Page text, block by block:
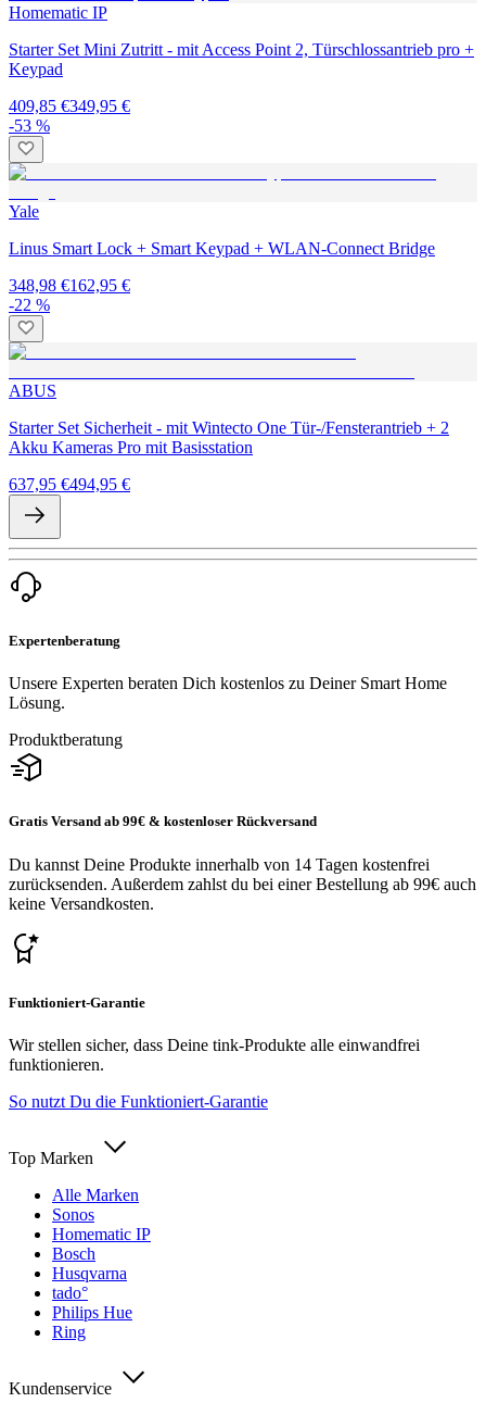
Homematic IP
Starter Set Mini Zutritt - mit Access Point 2, Türschlossantrieb pro +
Keypad
409,85 €349,95 €
-53 %
Yale
Linus Smart Lock + Smart Keypad + WLAN-Connect Bridge
348,98 €162,95 €
-22 %
ABUS
Starter Set Sicherheit - mit Wintecto One Tür-/Fensterantrieb + 2
Akku Kameras Pro mit Basisstation
637,95 €494,95 €
Expertenberatung
Unsere Experten beraten Dich kostenlos zu Deiner Smart Home
Lösung.
Produktberatung
Gratis Versand ab 99€ & kostenloser Rückversand
Du kannst Deine Produkte innerhalb von 14 Tagen kostenfrei
zurücksenden. Außerdem zahlst du bei einer Bestellung ab 99€ auch
keine Versandkosten.
Funktioniert-Garantie
Wir stellen sicher, dass Deine tink-Produkte alle einwandfrei
funktionieren.
So nutzt Du die Funktioniert-Garantie
Top Marken
Alle Marken
Sonos
Homematic IP
Bosch
Husqvarna
tado°
Philips Hue
Ring
Kundenservice